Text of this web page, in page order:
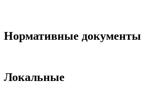
Нормативные документы
Локальные